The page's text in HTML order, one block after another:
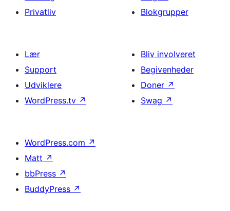
Privatliv
Blokgrupper
Lær
Support
Udviklere
WordPress.tv ↗
Bliv involveret
Begivenheder
Doner ↗
Swag ↗
WordPress.com ↗
Matt ↗
bbPress ↗
BuddyPress ↗